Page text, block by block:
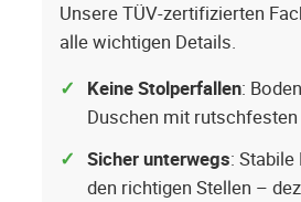
Unsere TÜV-zertifizierten
alle wichtigen Details.
Keine Stolperfallen:
Duschen mit rutschfesten
Sicher unterwegs:
den richtigen Stellen –